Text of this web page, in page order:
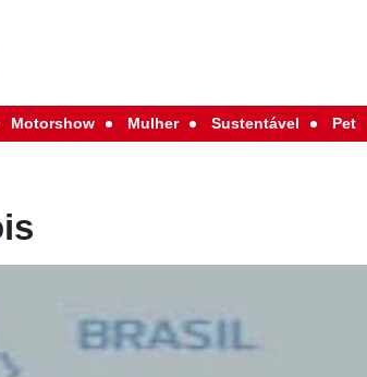
Motorshow Mulher Sustentável Pet